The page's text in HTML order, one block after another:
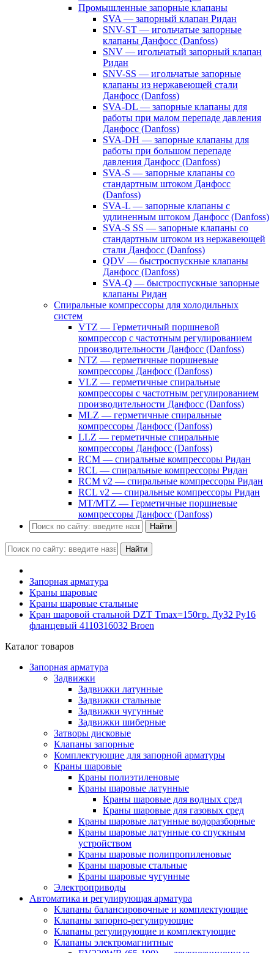
Промышленные запорные клапаны
SVA — запорный клапан Ридан
SNV-ST — игольчатые запорные
клапаны Данфосс (Danfoss)
SNV — игольчатый запорный клапан
Ридан
SNV-SS — игольчатые запорные
клапаны из нержавеющей стали
Данфосс (Danfoss)
SVA-DL — запорные клапаны для
работы при малом перепаде давления
Данфосс (Danfoss)
SVA-DH — запорные клапаны для
работы при большом перепаде
давления Данфосс (Danfoss)
SVA-S — запорные клапаны со
стандартным штоком Данфосс
(Danfoss)
SVA-L — запорные клапаны с
удлиненным штоком Данфосс (Danfoss)
SVA-S SS — запорные клапаны со
стандартным штоком из нержавеющей
стали Данфосс (Danfoss)
QDV — быстроспускные клапаны
Данфосс (Danfoss)
SVA-Q — быстроспускные запорные
клапаны Ридан
Спиральные компрессоры для холодильных
систем
VTZ — Герметичный поршневой
компрессор с частотным регулированием
производительности Данфосс (Danfoss)
NTZ — герметичные поршневые
компрессоры Данфосс (Danfoss)
VLZ — герметичные спиральные
компрессоры с частотным регулированием
производительности Данфосс (Danfoss)
MLZ — герметичные спиральные
компрессоры Данфосс (Danfoss)
LLZ — герметичные спиральные
компрессоры Данфосс (Danfoss)
RCM — спиральные компрессоры Ридан
RCL — спиральные компрессоры Ридан
RCM v2 — спиральные компрессоры Ридан
RCL v2 — спиральные компрессоры Ридан
MT/MTZ — Герметичные поршневые
компрессоры Данфосс (Danfoss)
Найти
Найти
Запорная арматура
Краны шаровые
Краны шаровые стальные
Кран шаровой стальной DZT Tmax=150гр. Ду32 Ру16
фланцевый 4110316032 Broen
Каталог товаров
Запорная арматура
Задвижки
Задвижки латунные
Задвижки стальные
Задвижки чугунные
Задвижки шиберные
Затворы дисковые
Клапаны запорные
Комплектующие для запорной арматуры
Краны шаровые
Краны полиэтиленовые
Краны шаровые латунные
Краны шаровые для водных сред
Краны шаровые для газовых сред
Краны шаровые латунные водоразборные
Краны шаровые латунные со спускным
устройством
Краны шаровые полипропиленовые
Краны шаровые стальные
Краны шаровые чугунные
Электроприводы
Автоматика и регулирующая арматура
Клапаны балансировочные и комплектующие
Клапаны запорно-регулирующие
Клапаны регулирующие и комплектующие
Клапаны электромагнитные